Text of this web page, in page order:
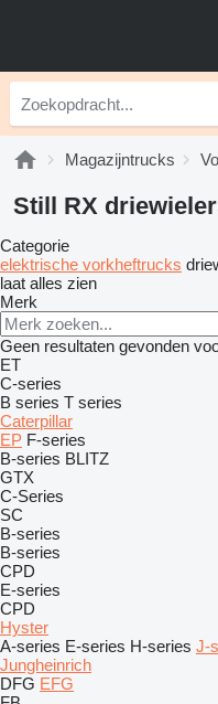
Magazijntrucks
Still RX
Categorie
elektrische vorkheftrucks
laat alles zien
Merk
Geen resultaten gevonden
ET
C-series
B series T series
Caterpillar
EP F-series
B-series BLITZ
GTX
C-Series
SC
B-series
B-series
CPD
E-series
CPD
Hyster
A-series E-series H-series J-
Jungheinrich
DFG EFG